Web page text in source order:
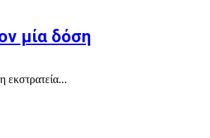
μία δόση
εκστρατεία...